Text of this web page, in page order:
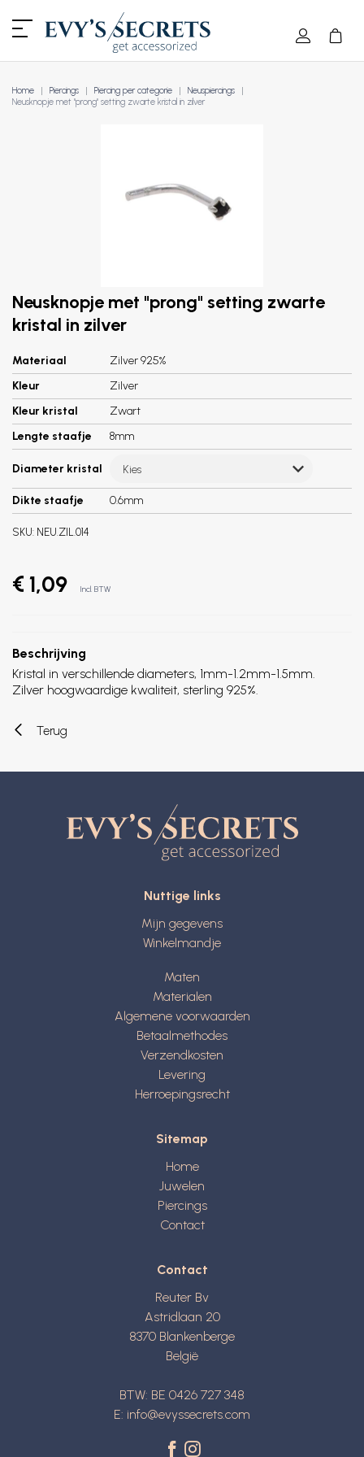
Home Piercings Piercing per categorie
Neuspiercings
Neusknopje met "prong" setting zwarte kristal in zilver
Neusknopje met "prong" setting zwarte
kristal in zilver
Materiaal
Zilver 925%
Kleur
Zilver
Kleur kristal
Zwart
Lengte staafje
8mm
Diameter kristal Kies
Dikte staafje 0.6mm
SKU: NEU.ZIL.014
€ 1,09 Incl. BTW
Beschrijving
Kristal in verschillende diameters, 1mm-1.2mm-1.5mm.
Zilver hoogwaardige kwaliteit, sterling 925%.
Terug
Nuttige links
Mijn gegevens
Winkelmandje
Maten
Materialen
Algemene voorwaarden
Betaalmethodes
Verzendkosten
Levering
Herroepingsrecht
Sitemap
Home
Juwelen
Piercings
Contact
Contact
Reuter Bv
Astridlaan 20
8370 Blankenberge
België
BTW: BE 0426 727 348
E: info@evyssecrets.com